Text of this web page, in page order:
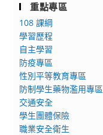
重點專區
108 課綱
學習歷程
自主學習
防疫專區
性別平等教育專區
防制學生藥物濫用專區
交通安全
學生團體保險
職業安全衛生